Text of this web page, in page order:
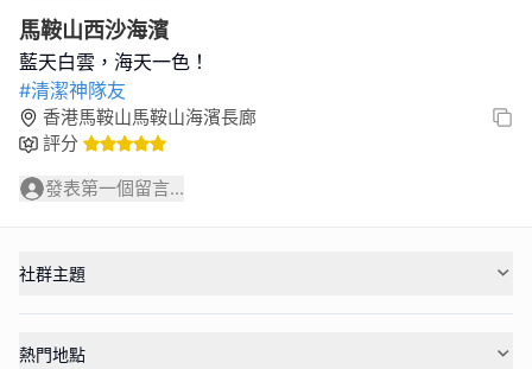
馬鞍山西沙海濱
#清潔神隊友
香港馬鞍山馬鞍山海濱長廊
評分
發表第一個留言...
社群主題
熱門地點